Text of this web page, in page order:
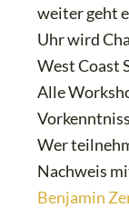
weiter geht
Uhr wird
West Coast
Alle
Wer
Nachweis
Benjamin